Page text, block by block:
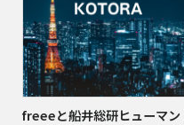
freeeと船井総研ヒューマン